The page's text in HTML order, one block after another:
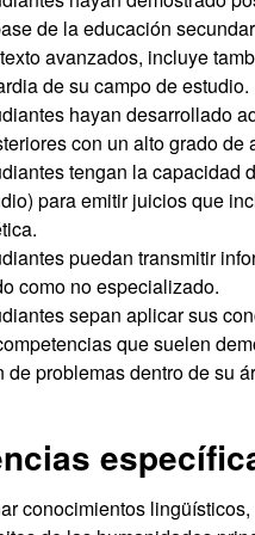
de la educación
avanzados, incluye
de su campo de estudio.
hayan desarrollado
con un alto grado de
tengan la capacidad
para emitir juicios que
puedan transmitir
como no especializado.
sepan aplicar sus
que suelen
de problemas dentro de su
conocimientos